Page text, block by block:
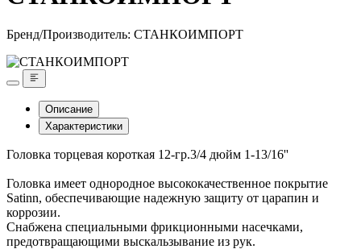
Бренд/Производитель: СТАНКОИМПОРТ
Описание
Характеристики
Головка торцевая короткая 12-гр.3/4 дюйм 1-13/16''
Головка имеет однородное высококачественное покрытие
Satinn, обеспечивающие надежную защиту от царапин и
коррозии.
Снабжена специальными фрикционными насечками,
предотвращающими выскальзывание из рук.